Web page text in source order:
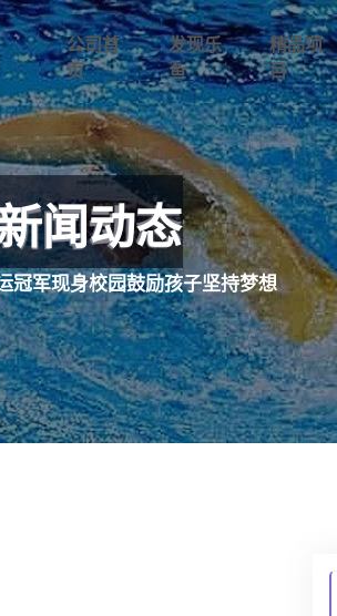
公司首
页
发现乐
鱼
精品项
目
闻动态
冠军现身校园鼓励孩子坚持梦想